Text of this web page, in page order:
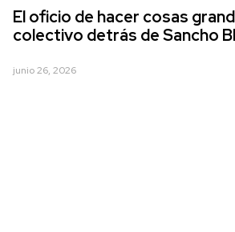
El oficio de hacer cosas
colectivo detrás de Sancho
junio 26, 2026